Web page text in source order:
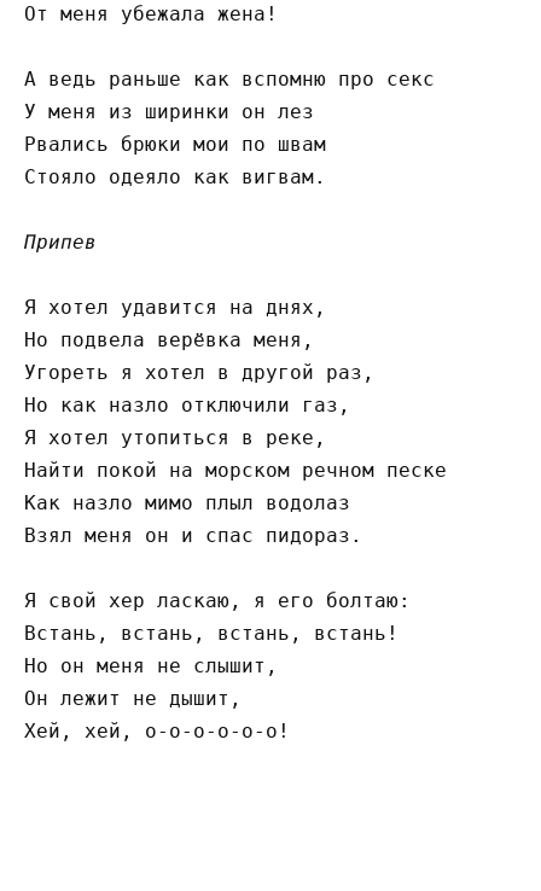
От меня убежала жена!
А ведь раньше как вспомню про секс
У меня из ширинки он лез
Рвались брюки мои по швам
Стояло одеяло как вигвам.
Припев
Я хотел удавится на днях,
Но подвела верёвка меня,
Угореть я хотел в другой раз,
Но как назло отключили газ,
Я хотел утопиться в реке,
Найти покой на морском речном песке
Как назло мимо плыл водолаз
Взял меня он и спас пидораз.
Я свой хер ласкаю, я его болтаю:
Встань, встань, встань, встань!
Но он меня не слышит,
Он лежит не дышит,
Хей, хей, о-о-о-о-о-о!